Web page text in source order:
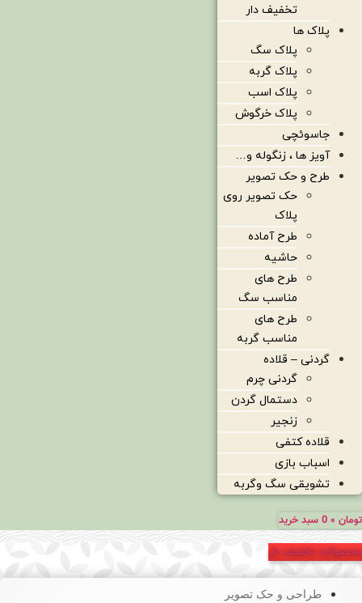
تخفیف دار
پلاک ها
پلاک سگ
پلاک گربه
پلاک اسب
پلاک خرگوش
جاسوئچی
آویز ها ، زنگوله و…
طرح و حک تصویر
حک تصویر روی
پلاک
طرح آماده
حاشیه
طرح های
مناسب سگ
طرح های
مناسب گربه
گردنی – قلاده
گردنی چرم
دستمال گردن
زنجیر
قلاده کتفی
اسباب بازی
تشویقی سگ وگربه
تومان 0 سبد خرید
محصولات تخفیف دار
طراحی و حک تصویر